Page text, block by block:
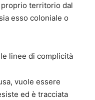
territorio dal
esso coloniale o
linee di complicità
vuole essere
ed è tracciata